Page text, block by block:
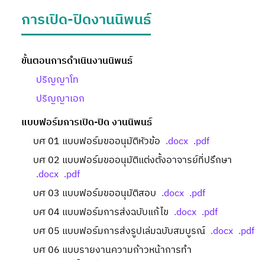
การเปิด-ปิดงานนิพนธ์
ขั้นตอนการดำเนินงานนิพนธ์
ปริญญาโท
ปริญญาเอก
แบบฟอร์มการเปิด-ปิด งานนิพนธ์
บศ 01 แบบฟอร์มขออนุมัติหัวข้อ .docx .pdf
บศ 02 แบบฟอร์มขออนุมัติแต่งตั้งอาจารย์ที่ปรึกษา
.docx .pdf
บศ 03 แบบฟอร์มขออนุมัติสอบ .docx .pdf
บศ 04 แบบฟอร์มการส่งฉบับแก้ไข .docx .pdf
บศ 05 แบบฟอร์มการส่งรูปเล่มฉบับสมบูรณ์ .docx .pdf
บศ 06 แบบรายงานความก้าวหน้าการทำ